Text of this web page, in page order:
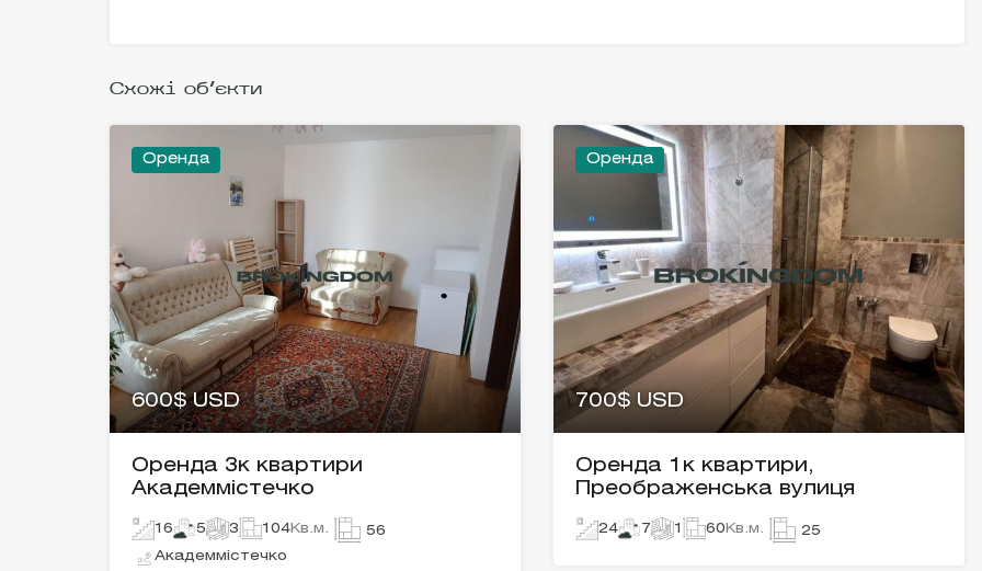
Схожі об'єкти
Оренда
600$ USD
Оренда 3к квартири
Академмістечко
16 5 3 104Кв.м. 56
Академмістечко
Оренда
700$ USD
Оренда 1к квартири,
Преображенська вулиця
24 7 1 60 Кв.м. 25